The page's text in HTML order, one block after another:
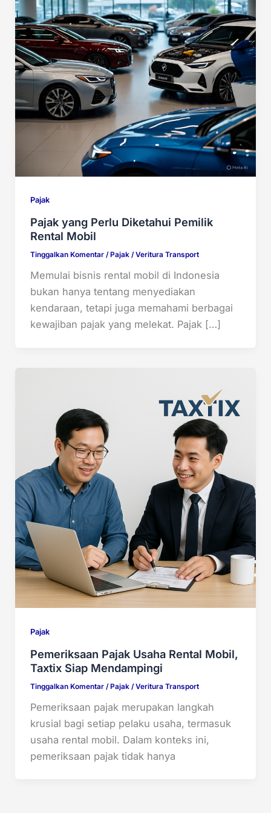
Pajak
Pajak yang Perlu Diketahui Pemilik
Rental Mobil
Tinggalkan Komentar / Pajak/Veritura Transport
Memulai bisnis rental mobil di Indonesia
bukan hanya tentang menyediakan
kendaraan, tetapi juga memahami berbagai
kewajiban pajak yang melekat. Pajak […]
Pajak
Pemeriksaan Pajak Usaha Rental Mobil,
Taxtix Siap Mendampingi
Tinggalkan Komentar /Pajak/Veritura Transport
Pemeriksaan pajak merupakan langkah
krusial bagi setiap pelaku usaha, termasuk
usaha rental mobil. Dalam konteks ini,
pemeriksaan pajak tidak hanya